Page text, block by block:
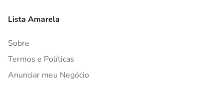
Lista Amarela
Sobre
Termos e Políticas
Anunciar meu Negócio